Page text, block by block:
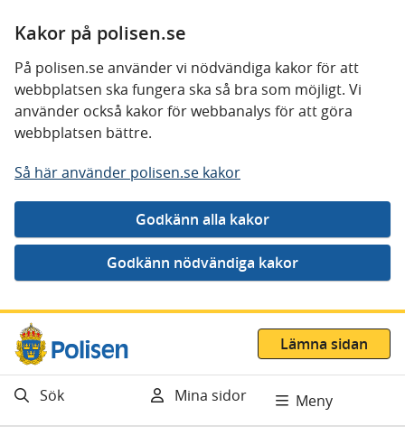
Kakor på polisen.se
På polisen.se använder vi nödvändiga kakor för att
webbplatsen ska fungera ska så bra som möjligt. Vi
använder också kakor för webbanalys för att göra
webbplatsen bättre.
Så här använder polisen.se kakor
Gå direkt till innehåll
Lämna sidan
Sök Mina sidor Meny